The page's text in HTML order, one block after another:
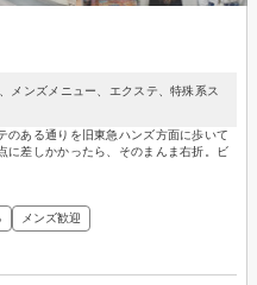
メンズメニュー、エクステ、特殊系ス
のある通りを旧東急ハンズ方面に歩いて
に差しかかったら、そのまんま右折。ビ
メンズ歓迎